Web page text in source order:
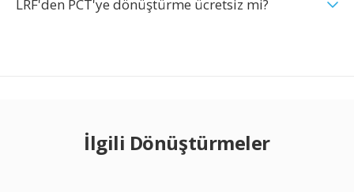
LRF'den PCT'ye dönüştürme ücretsiz mi?
İlgili Dönüştürmeler